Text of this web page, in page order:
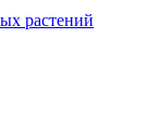
растений